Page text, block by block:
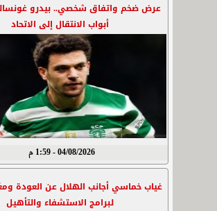
عرض ضخم واتفاق شخصي.. بيدرو
أبواب الانتقال إلى الاتحاد
04/08/2026 - 1:59 م
غياب خماسي أجانب الهلال عن العودة
لبرامج الاستشفاء والتأهيل